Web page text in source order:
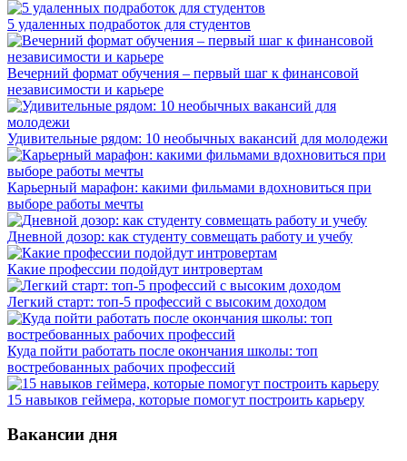
5 удаленных подработок для студентов
Вечерний формат обучения – первый шаг к финансовой
независимости и карьере
Удивительные рядом: 10 необычных вакансий для молодежи
Карьерный марафон: какими фильмами вдохновиться при
выборе работы мечты
Дневной дозор: как студенту совмещать работу и учебу
Какие профессии подойдут интровертам
Легкий старт: топ-5 профессий с высоким доходом
Куда пойти работать после окончания школы: топ
востребованных рабочих профессий
15 навыков геймера, которые помогут построить карьеру
Вакансии дня